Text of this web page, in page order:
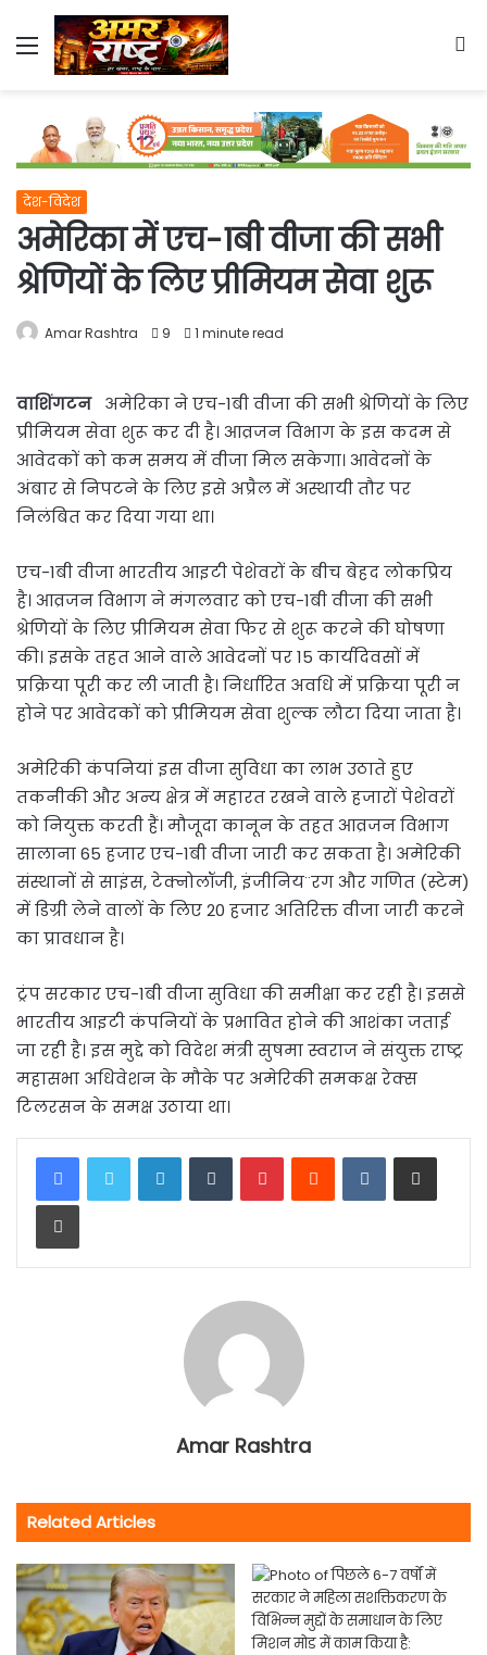
Menu
देश-विदेश
अमेरिका में एच-1बी वीजा की सभी
श्रेणियों के लिए प्रीमियम सेवा शुरू
Amar Rashtra 9 1 minute read
वाशिंगटन अमेरिका ने एच-1बी वीजा की सभी श्रेणियों के लिए
प्रीमियम सेवा शुरू कर दी है। आव्रजन विभाग के इस कदम से
आवेदकों को कम समय में वीजा मिल सकेगा। आवेदनों के
अंबार से निपटने के लिए इसे अप्रैल में अस्थायी तौर पर
निलंबित कर दिया गया था।
एच-1बी वीजा भारतीय आइटी पेशेवरों के बीच बेहद लोकप्रिय
है। आव्रजन विभाग ने मंगलवार को एच-1बी वीजा की सभी
श्रेणियों के लिए प्रीमियम सेवा फिर से शुरू करने की घोषणा
की। इसके तहत आने वाले आवेदनों पर 15 कार्यदिवसों में
प्रक्रिया पूरी कर ली जाती है। निर्धारित अवधि में प्रक्रिया पूरी न
होने पर आवेदकों को प्रीमियम सेवा शुल्क लौटा दिया जाता है।
अमेरिकी कंपनियां इस वीजा सुविधा का लाभ उठाते हुए
तकनीकी और अन्य क्षेत्र में महारत रखने वाले हजारों पेशेवरों
को नियुक्त करती हैं। मौजूदा कानून के तहत आव्रजन विभाग
सालाना 65 हजार एच-1बी वीजा जारी कर सकता है। अमेरिकी
संस्थानों से साइंस, टेक्नोलॉजी, इंजीनिय¨रग और गणित (स्टेम)
में डिग्री लेने वालों के लिए 20 हजार अतिरिक्त वीजा जारी करने
का प्रावधान है।
ट्रंप सरकार एच-1बी वीजा सुविधा की समीक्षा कर रही है। इससे
भारतीय आइटी कंपनियों के प्रभावित होने की आशंका जताई
जा रही है। इस मुद्दे को विदेश मंत्री सुषमा स्वराज ने संयुक्त राष्ट्र
महासभा अधिवेशन के मौके पर अमेरिकी समकक्ष रेक्स
टिलरसन के समक्ष उठाया था।
LinkedInTumblrPinterestReddit VKontakteShare via Email
Print
Amar Rashtra
Related Articles